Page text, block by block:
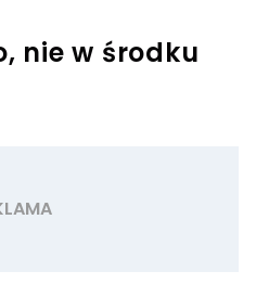
nie w środku